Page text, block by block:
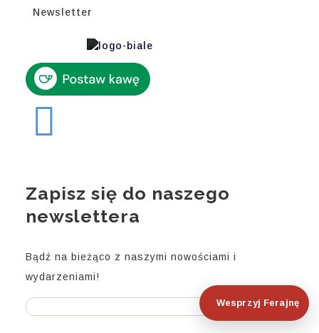
Wesprzyj Ferajnę
Newsletter
Zapisz się do naszego
newslettera
Bądź na bieżąco z naszymi nowościami i
wydarzeniami!